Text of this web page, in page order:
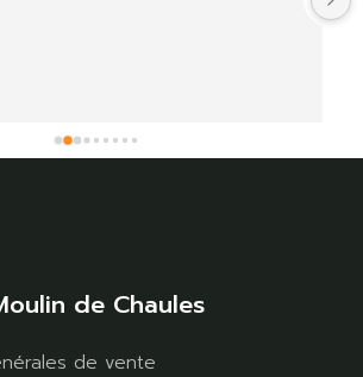
de Chaules
de vente